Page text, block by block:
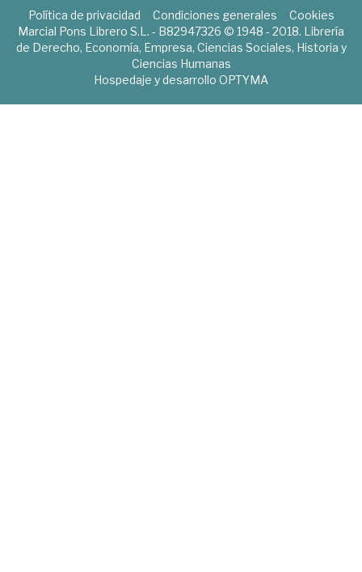
Política de privacidad Condiciones generales
Cookies
Marcial Pons Librero S.L. - B82947326 © 1948 - 2018. Librería
de Derecho, Economía, Empresa, Ciencias Sociales, Historia y
Ciencias Humanas
Hospedaje y desarrollo OPTYMA